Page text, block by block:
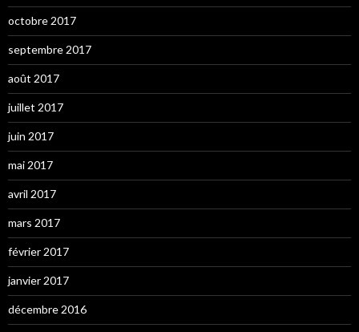
octobre 2017
septembre 2017
août 2017
juillet 2017
juin 2017
mai 2017
avril 2017
mars 2017
février 2017
janvier 2017
décembre 2016